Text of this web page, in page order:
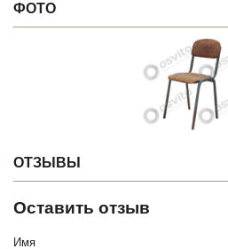
ФОТО
ОТЗЫВЫ
Оставить отзыв
Имя